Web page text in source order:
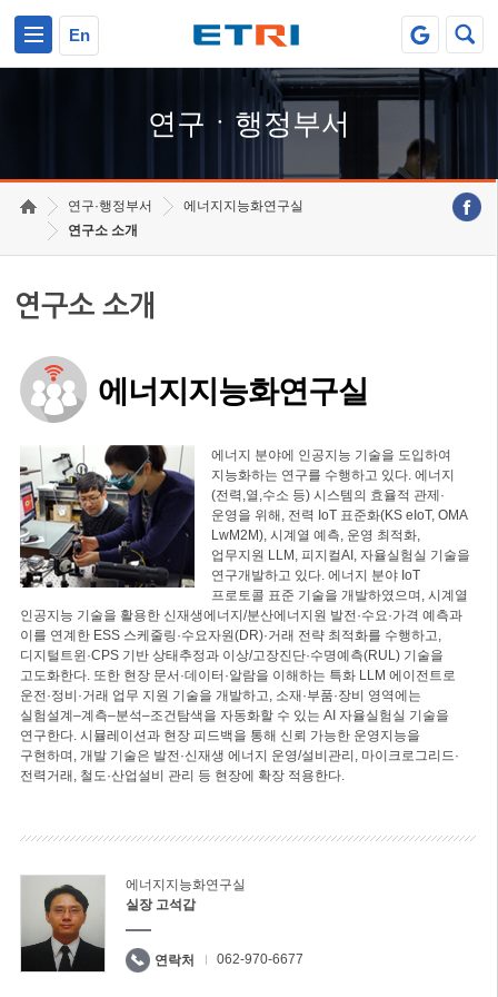
En
연구ㆍ행정부서
연구·행정부서
에너지지능화연구실
연구소 소개
연구소 소개
에너지지능화연구실
에너지 분야에 인공지능 기술을 도입하여
지능화하는 연구를 수행하고 있다. 에너지
(전력,열,수소 등) 시스템의 효율적 관제·
운영을 위해, 전력 IoT 표준화(KS eIoT, OMA
LwM2M), 시계열 예측, 운영 최적화,
업무지원 LLM, 피지컬AI, 자율실험실 기술을
연구개발하고 있다. 에너지 분야 IoT
프로토콜 표준 기술을 개발하였으며, 시계열
인공지능 기술을 활용한 신재생에너지/분산에너지원 발전·수요·가격 예측과
이를 연계한 ESS 스케줄링·수요자원(DR)·거래 전략 최적화를 수행하고,
디지털트윈·CPS 기반 상태추정과 이상/고장진단·수명예측(RUL) 기술을
고도화한다. 또한 현장 문서·데이터·알람을 이해하는 특화 LLM 에이전트로
운전·정비·거래 업무 지원 기술을 개발하고, 소재·부품·장비 영역에는
실험설계–계측–분석–조건탐색을 자동화할 수 있는 AI 자율실험실 기술을
연구한다. 시뮬레이션과 현장 피드백을 통해 신뢰 가능한 운영지능을
구현하며, 개발 기술은 발전·신재생 에너지 운영/설비관리, 마이크로그리드·
전력거래, 철도·산업설비 관리 등 현장에 확장 적용한다.
에너지지능화연구실
실장 고석갑
연락처 062-970-6677